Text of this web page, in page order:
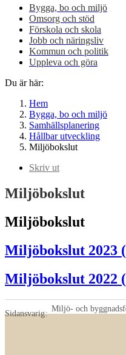
Bygga, bo och miljö
Omsorg och stöd
Förskola och skola
Jobb och näringsliv
Kommun och politik
Uppleva och göra
Du är här:
Hem
Bygga, bo och miljö
Samhällsplanering
Hållbar utveckling
Miljöbokslut
Skriv ut
Miljöbokslut
Miljöbokslut
Miljöbokslut 2023
Miljöbokslut 2022
Miljö- och
Sidansvarig